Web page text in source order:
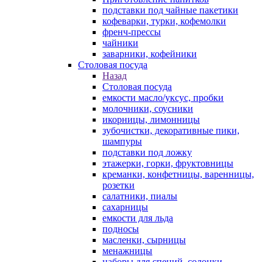
подставки под чайные пакетики
кофеварки, турки, кофемолки
френч-прессы
чайники
заварники, кофейники
Столовая посуда
Назад
Столовая посуда
емкости масло/уксус, пробки
молочники, соусники
икорницы, лимонницы
зубочистки, декоративные пики,
шампуры
подставки под ложку
этажерки, горки, фруктовницы
креманки, конфетницы, варенницы,
розетки
салатники, пиалы
сахарницы
емкости для льда
подносы
масленки, сырницы
менажницы